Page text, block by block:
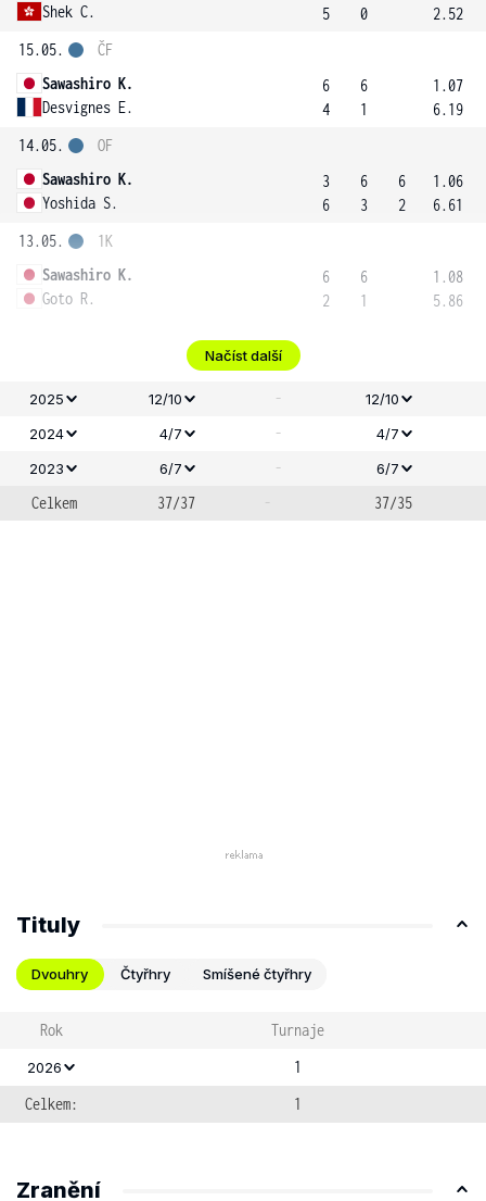
Shek C.
5
0
2.52
15.05.
Sawashiro K.
Desvignes E.
ČF
6
4
6
1
1.07
6.19
14.05.
Sawashiro K.
Yoshida S.
OF
3
6
6
3
6
2
1.06
6.61
13.05.
Sawashiro K.
Goto R.
1K
6
2
6
1
1.08
5.86
Načíst další
2025 12/10 -
12/10
2024
4/7 -
4/7
2023
6/7 - 6/7
Celkem 37/37 - 37/35
Tituly
Dvouhry Čtyřhry Smíšené čtyřhry
Rok Turnaje
2026
1
Celkem:
1
Zranění